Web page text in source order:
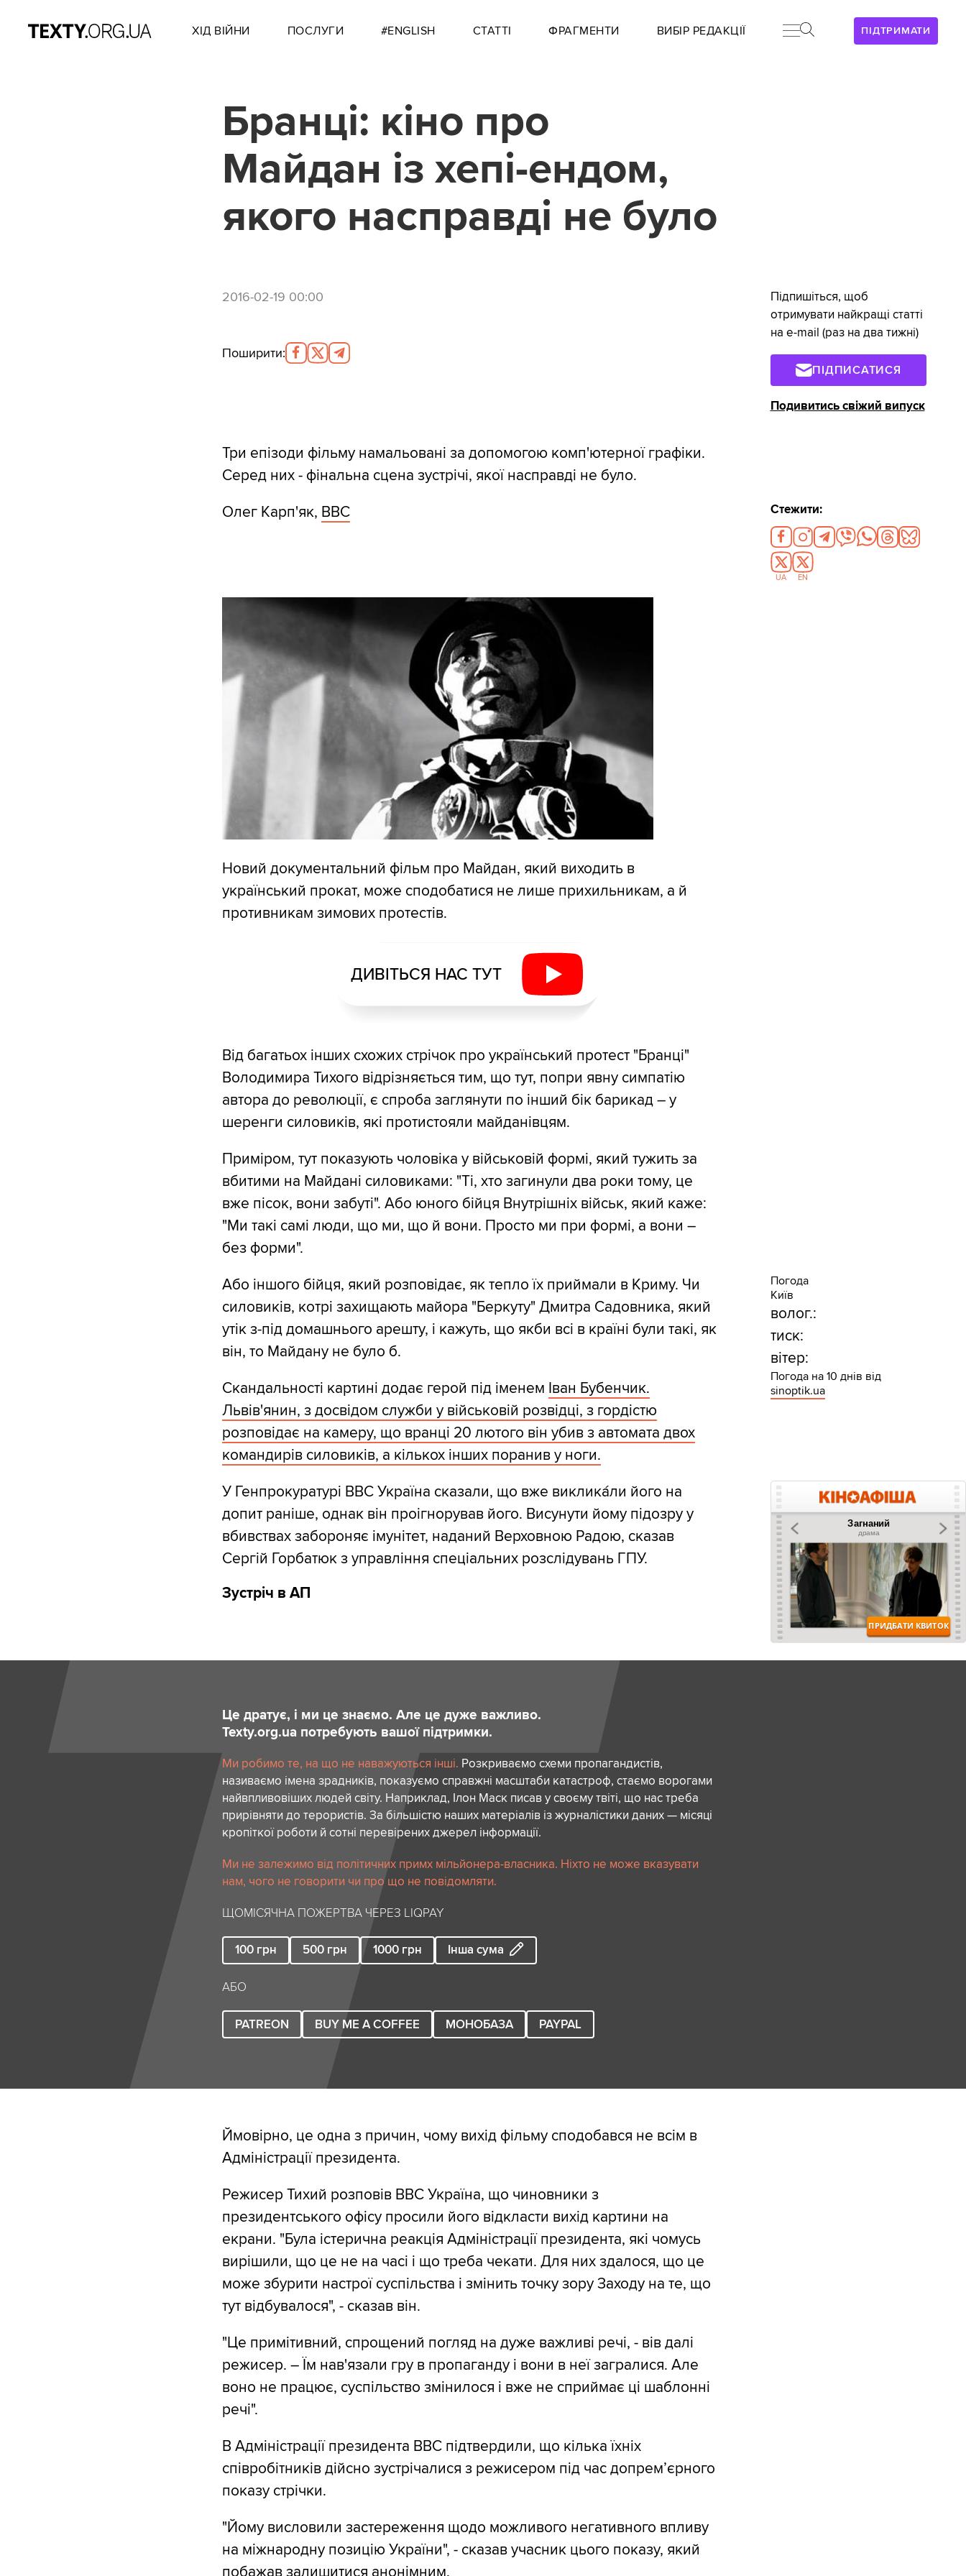
ПІДТРИМАТИ
ХІД ВІЙНИ ПОСЛУГИ #ENGLISH СТАТТІ ФРАГМЕНТИ ВИБІР РЕДАКЦІЇ
Бранці: кіно про
Майдан із хепі-ендом,
якого насправді не було
2016-02-19 00:00
Поширити:
Три епізоди фільму намальовані за допомогою комп'ютерної графіки.
Серед них - фінальна сцена зустрічі, якої насправді не було.
Олег Карп'як, ВВС
Новий документальний фільм про Майдан, який виходить в
український прокат, може сподобатися не лише прихильникам, а й
противникам зимових протестів.
ДИВІТЬСЯ НАС ТУТ
Від багатьох інших схожих стрічок про український протест "Бранці"
Володимира Тихого відрізняється тим, що тут, попри явну симпатію
автора до революції, є спроба заглянути по інший бік барикад – у
шеренги силовиків, які протистояли майданівцям.
Приміром, тут показують чоловіка у військовій формі, який тужить за
вбитими на Майдані силовиками: "Ті, хто загинули два роки тому, це
вже пісок, вони забуті". Або юного бійця Внутрішніх військ, який каже:
"Ми такі самі люди, що ми, що й вони. Просто ми при формі, а вони –
без форми".
Або іншого бійця, який розповідає, як тепло їх приймали в Криму. Чи
силовиків, котрі захищають майора "Беркуту" Дмитра Садовника, який
утік з-під домашнього арешту, і кажуть, що якби всі в країні були такі, як
він, то Майдану не було б.
Скандальності картині додає герой під іменем Іван Бубенчик.
Львів'янин, з досвідом служби у військовій розвідці, з гордістю
розповідає на камеру, що вранці 20 лютого він убив з автомата двох
командирів силовиків, а кількох інших поранив у ноги.
У Генпрокуратурі ВВС Україна сказали, що вже виклика́ли його на
допит раніше, однак він проігнорував його. Висунути йому підозру у
вбивствах забороняє імунітет, наданий Верховною Радою, сказав
Сергій Горбатюк з управління спеціальних розслідувань ГПУ.
Зустріч в АП
Це дратує, і ми це знаємо. Але це дуже важливо.
Texty.org.ua потребують вашої підтримки.
Ми робимо те, на що не наважуються інші. Розкриваємо схеми пропагандистів,
називаємо імена зрадників, показуємо справжні масштаби катастроф, стаємо ворогами
найвпливовіших людей світу. Наприклад, Ілон Маск писав у своєму твіті, що нас треба
прирівняти до терористів. За більшістю наших матеріалів із журналістики даних — місяці
кропіткої роботи й сотні перевірених джерел інформації.
Ми не залежимо від політичних примх мільйонера-власника. Ніхто не може вказувати
нам, чого не говорити чи про що не повідомляти.
ЩОМІСЯЧНА ПОЖЕРТВА ЧЕРЕЗ LIQPAY
100 грн 500 грн 1000 грн Інша сума
АБО
PATREON BUY ME A COFFEE МОНОБАЗА PAYPAL
Ймовірно, це одна з причин, чому вихід фільму сподобався не всім в
Адміністрації президента.
Режисер Тихий розповів ВВС Україна, що чиновники з
президентського офісу просили його відкласти вихід картини на
екрани. "Була істерична реакція Адміністрації президента, які чомусь
вирішили, що це не на часі і що треба чекати. Для них здалося, що це
може збурити настрої суспільства і змінить точку зору Заходу на те, що
тут відбувалося", - сказав він.
"Це примітивний, спрощений погляд на дуже важливі речі, - вів далі
режисер. – Їм нав'язали гру в пропаганду і вони в неї загралися. Але
воно не працює, суспільство змінилося і вже не сприймає ці шаблонні
речі".
В Адміністрації президента ВВС підтвердили, що кілька їхніх
співробітників дійсно зустрічалися з режисером під час допрем’єрного
показу стрічки.
"Йому висловили застереження щодо можливого негативного впливу
на міжнародну позицію України", - сказав учасник цього показу, який
побажав залишитися анонімним.
Підпишіться, щоб
отримувати найкращі статті
на e-mail (раз на два тижні)
ПІДПИСАТИСЯ
Подивитись свіжий випуск
Стежити:
UA EN
Погода
Київ
волог.:
тиск:
вітер:
Погода на 10 днів від
sinoptik.ua